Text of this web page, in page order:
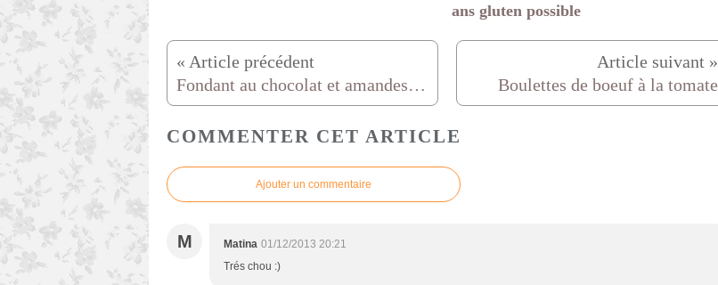
ans gluten possible
Fondant au chocolat et amandes effilées Boulettes de boeuf à la tomate
COMMENTER CET ARTICLE
Ajouter un commentaire
M Matina 01/12/2013 20:21
Trés chou :)